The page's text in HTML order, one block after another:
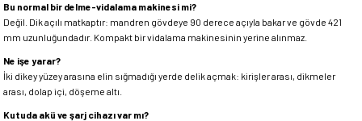
Bu normal bir delme-vidalama makinesi mi?
Değil. Dik açılı matkaptır: mandren gövdeye 90 derece açıyla bakar ve gövde 421
mm uzunluğundadır. Kompakt bir vidalama makinesinin yerine alınmaz.
Ne işe yarar?
İki dikey yüzey arasına elin sığmadığı yerde delik açmak: kirişler arası, dikmeler
arası, dolap içi, döşeme altı.
Kutuda akü ve şarj cihazı var mı?